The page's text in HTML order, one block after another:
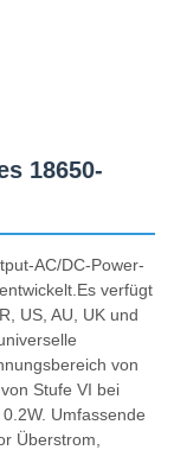
18650-
AC/DC-Power-
verfügt
US, AU, UK und
von
Stufe VI bei
Umfassende
Überstrom,